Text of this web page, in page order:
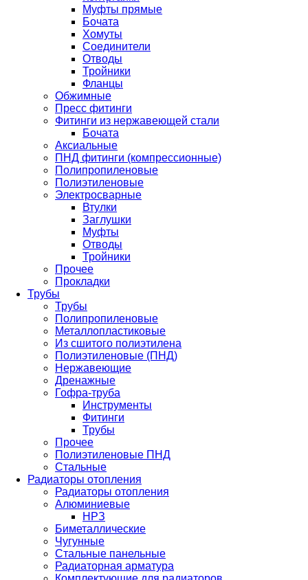
Муфты прямые
Бочата
Хомуты
Соединители
Отводы
Тройники
Фланцы
Обжимные
Пресс фитинги
Фитинги из нержавеющей стали
Бочата
Аксиальные
ПНД фитинги (компрессионные)
Полипропиленовые
Полиэтиленовые
Электросварные
Втулки
Заглушки
Муфты
Отводы
Тройники
Прочее
Прокладки
Трубы
Трубы
Полипропиленовые
Металлопластиковые
Из сшитого полиэтилена
Полиэтиленовые (ПНД)
Нержавеющие
Дренажные
Гофра-труба
Инструменты
Фитинги
Трубы
Прочее
Полиэтиленовые ПНД
Стальные
Радиаторы отопления
Радиаторы отопления
Алюминиевые
НРЗ
Биметаллические
Чугунные
Стальные панельные
Радиаторная арматура